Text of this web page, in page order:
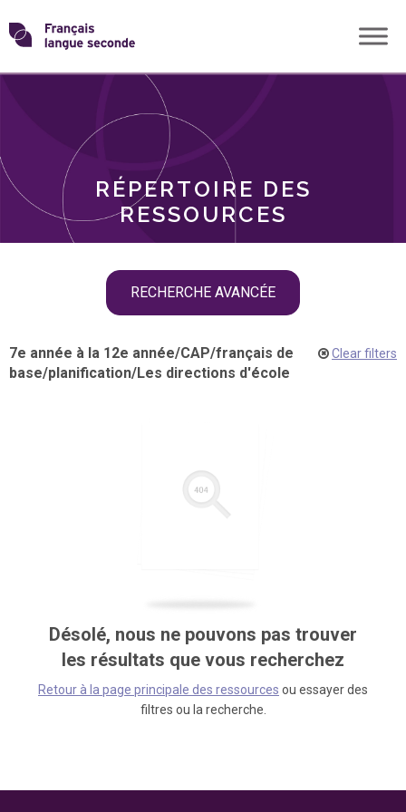
Skip
toTransformons
langue
RÉPERTOIRE DES
RESSOURCES
RECHERCHE AVANCÉE
THÈMES
7e année à la 12e année/CAP/français de
base/planification/Les directions d'école
Clear filters
Désolé, nous ne pouvons pas trouver
les résultats que vous recherchez
Retour à la page principale des ressources ou essayer des
filtres ou la recherche.